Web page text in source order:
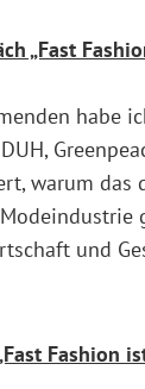
„Fast
habe
warum das
und
Fashion